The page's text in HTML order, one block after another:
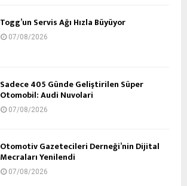
Togg’un Servis Ağı Hızla Büyüyor
07/08/2026
Sadece 405 Günde Geliştirilen Süper
Otomobil: Audi Nuvolari
07/08/2026
Otomotiv Gazetecileri Derneği’nin Dijital
Mecraları Yenilendi
07/08/2026